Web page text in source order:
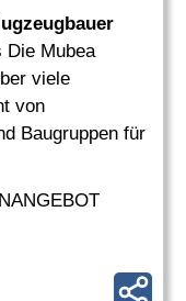
Die Mubea
viele
von
Baugruppen für